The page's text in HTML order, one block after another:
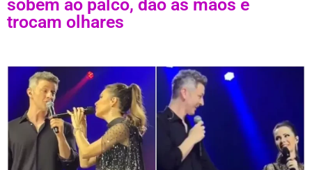
sobem ao palco, dão as mãos e
trocam olhares